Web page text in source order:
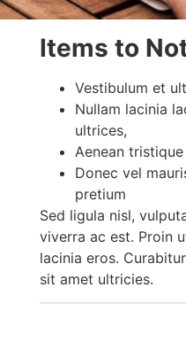
Items to
Vestibulum et
Nullam lacinia
ultrices,
Aenean
Donec vel
pretium
Sed ligula nisl,
viverra ac est. Proin
lacinia eros.
sit amet ultricies.